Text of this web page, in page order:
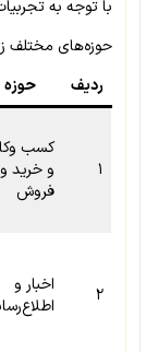
با توجه به
حوزه‌های مختلف
ردیف
حوزه
۱
کسب
و خرید و
فروش
۲
اخبار و